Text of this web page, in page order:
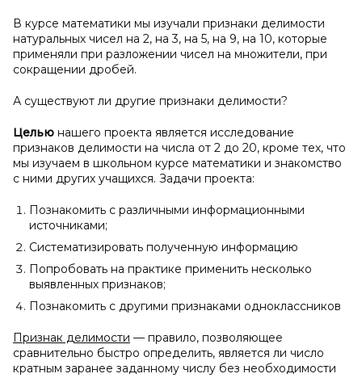
В курсе математики мы изучали признаки делимости
натуральных чисел на 2, на 3, на 5, на 9, на 10, которые
применяли при разложении чисел на множители, при
сокращении дробей.
А существуют ли другие признаки делимости?
Целью нашего проекта является исследование
признаков делимости на числа от 2 до 20, кроме тех, что
мы изучаем в школьном курсе математики и знакомство
с ними других учащихся. Задачи проекта:
Познакомить с различными информационными
источниками;
Систематизировать полученную информацию
Попробовать на практике применить несколько
выявленных признаков;
Познакомить с другими признаками одноклассников
Признак делимости — правило, позволяющее
сравнительно быстро определить, является ли число
кратным заранее заданному числу без необходимости